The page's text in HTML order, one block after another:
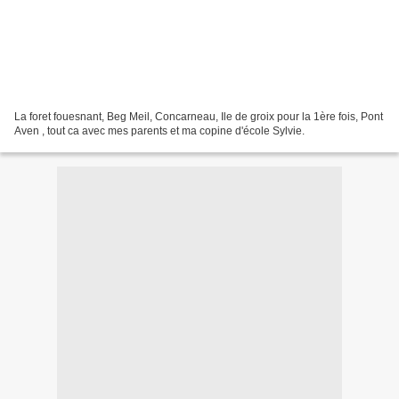
La foret fouesnant, Beg Meil, Concarneau, Ile de groix pour la 1ère fois, Pont
Aven , tout ca avec mes parents et ma copine d'école Sylvie.